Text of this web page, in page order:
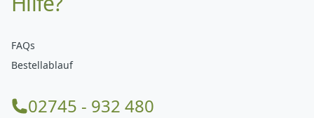
FAQs
Bestellablauf
02745 - 932 480